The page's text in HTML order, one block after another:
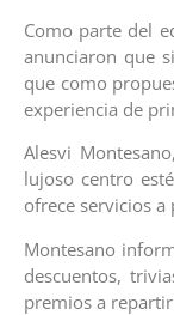
Como parte del
anunciaron que
que como
experiencia de
Alesvi
lujoso centro
ofrece servicios
Montesano
descuentos,
premios a